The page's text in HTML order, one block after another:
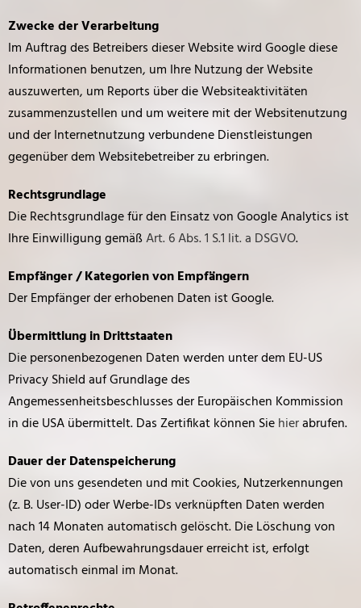
Zwecke der Verarbeitung
Im Auftrag des Betreibers dieser Website wird Google diese
Informationen benutzen, um Ihre Nutzung der Website
auszuwerten, um Reports über die Websiteaktivitäten
zusammenzustellen und um weitere mit der Websitenutzung
und der Internetnutzung verbundene Dienstleistungen
gegenüber dem Websitebetreiber zu erbringen.
Rechtsgrundlage
Die Rechtsgrundlage für den Einsatz von Google Analytics ist
Ihre Einwilligung gemäßArt. 6 Abs. 1 S.1 lit. a DSGVO.
Empfänger / Kategorien von Empfängern
Der Empfänger der erhobenen Daten ist Google.
Übermittlung in Drittstaaten
Die personenbezogenen Daten werden unter dem EU-US
Privacy Shield auf Grundlage des
Angemessenheitsbeschlusses der Europäischen Kommission
in die USA übermittelt. Das Zertifikat können Siehierabrufen.
Dauer der Datenspeicherung
Die von uns gesendeten und mit Cookies, Nutzerkennungen
(z. B. User-ID) oder Werbe-IDs verknüpften Daten werden
nach 14 Monaten automatisch gelöscht. Die Löschung von
Daten, deren Aufbewahrungsdauer erreicht ist, erfolgt
automatisch einmal im Monat.